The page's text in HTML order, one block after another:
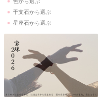
干支石から選ぶ
星座石から選ぶ